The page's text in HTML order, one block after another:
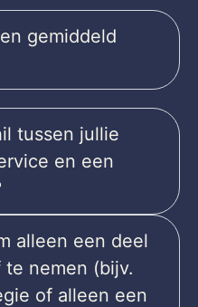
gemiddeld
tussen jullie
en een
alleen een deel
nemen (bijv.
of alleen een